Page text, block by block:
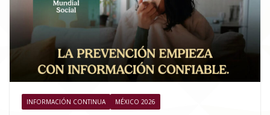
INFORMACIÓN CONTINUA MÉXICO 2026